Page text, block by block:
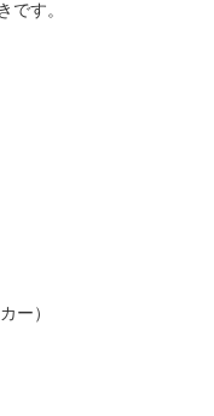
です。
ー）